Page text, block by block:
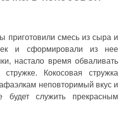
приготовили смесь из сыра и
и сформировали из нее
настало время обваливать
Кокосовая стружка
неповторимый вкус и
будет служить прекрасным